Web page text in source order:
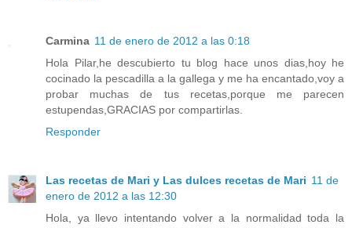
Carmina 11 de enero de 2012 a las 0:18
Hola Pilar,he descubierto tu blog hace unos dias,hoy he
cocinado la pescadilla a la gallega y me ha encantado,voy a
probar muchas de tus recetas,porque me parecen
estupendas,GRACIAS por compartirlas.
Responder
Las recetas de Mari y Las dulces recetas de Mari 11 de
enero de 2012 a las 12:30
Hola, ya llevo intentando volver a la normalidad toda la